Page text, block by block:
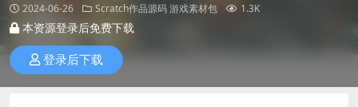
2024-06-26 Scratch作品源码游戏素材包 1.3K
本资源登录后免费下载
登录后下载